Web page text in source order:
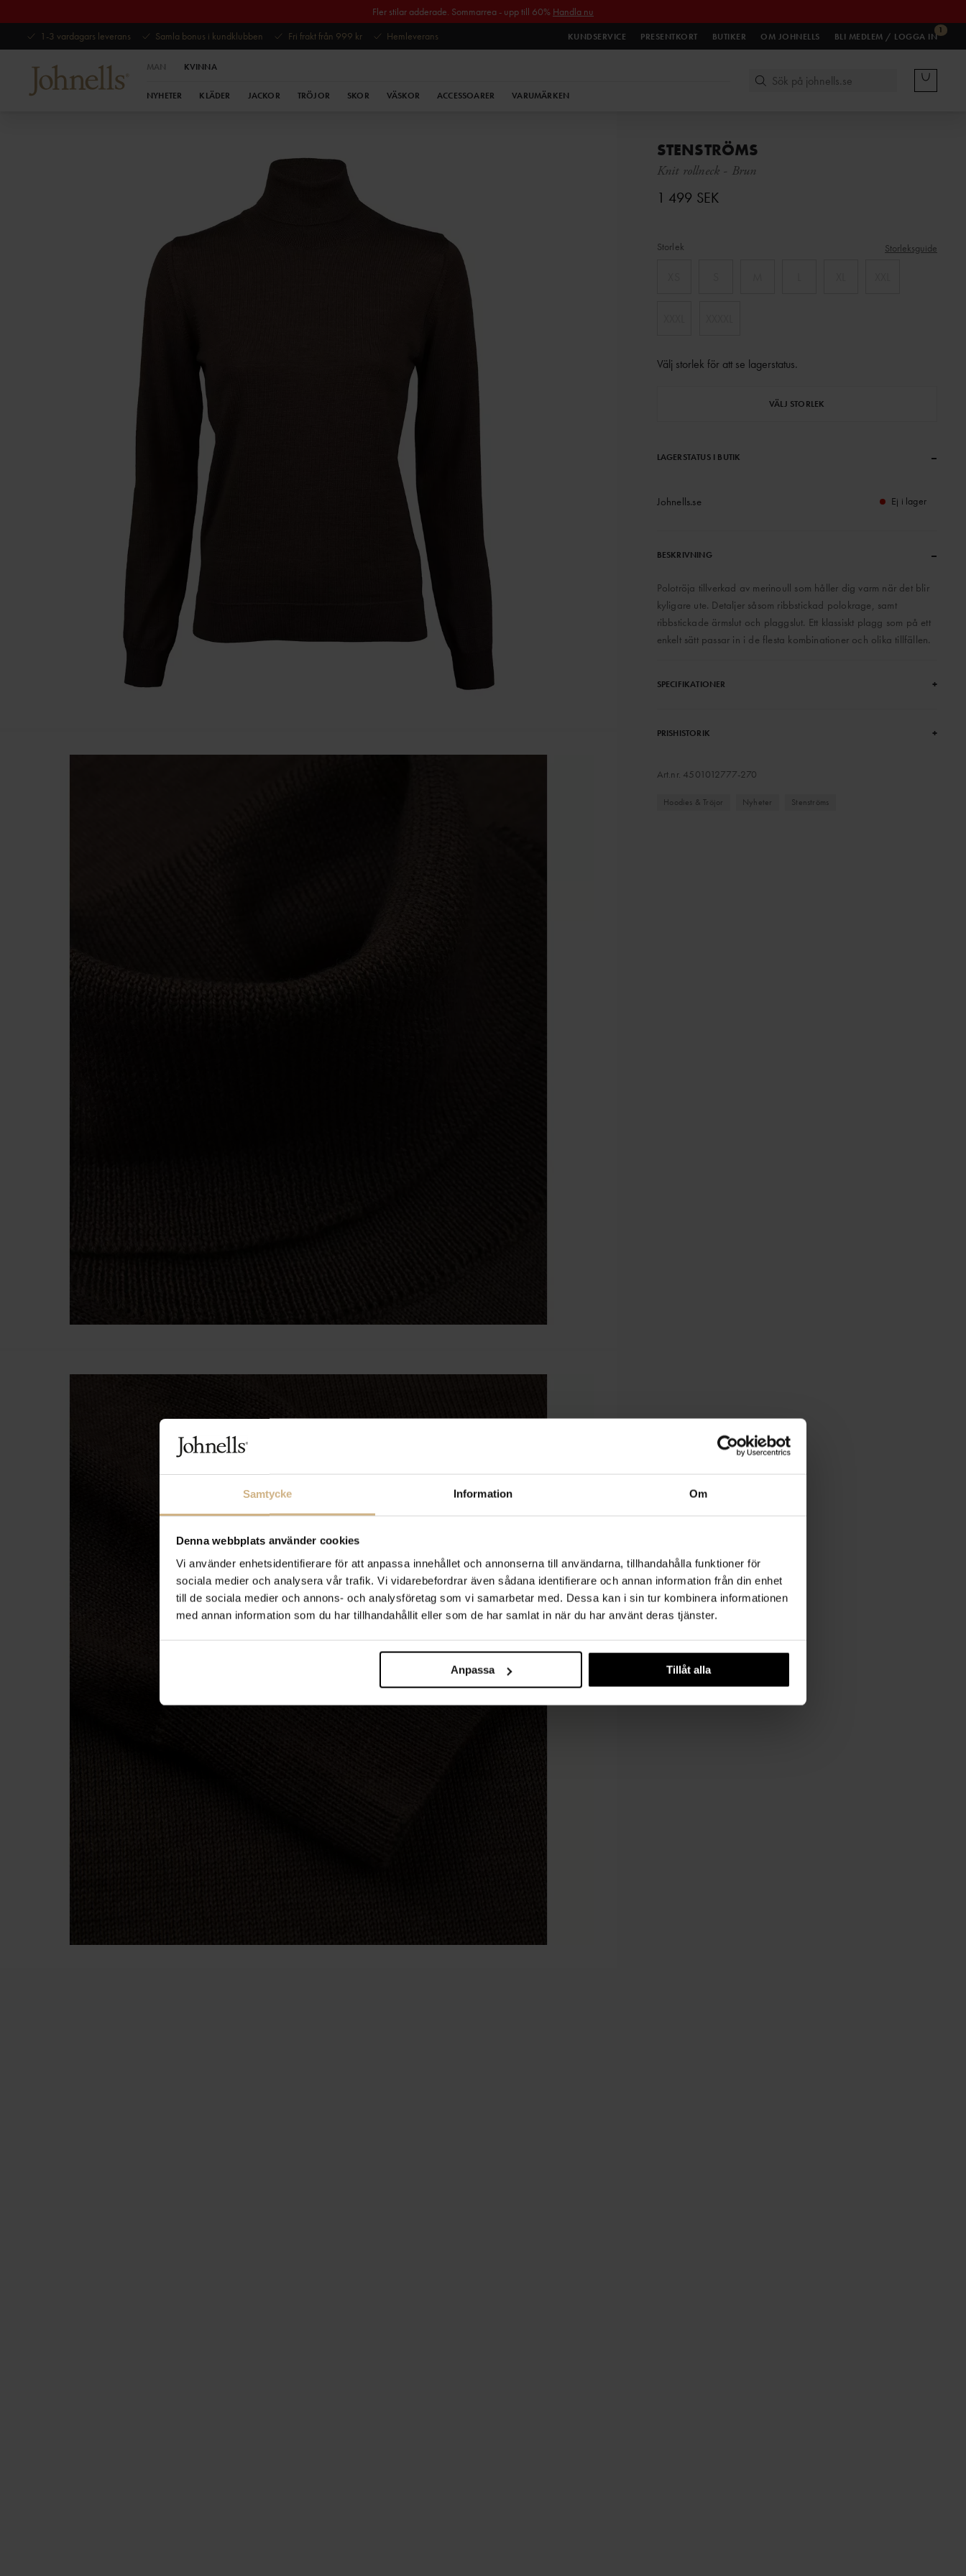
Samtycke Information Om
Denna webbplats använder cookies
Vi använder enhetsidentifierare för att anpassa innehållet och annonserna till användarna, tillhandahålla funktioner för
sociala medier och analysera vår trafik. Vi vidarebefordrar även sådana identifierare och annan information från din enhet
till de sociala medier och annons- och analysföretag som vi samarbetar med. Dessa kan i sin tur kombinera informationen
med annan information som du har tillhandahållit eller som de har samlat in när du har använt deras tjänster.
Anpassa Tillåt alla
Fler stilar adderade. Sommarrea - upp till 60% Handla nu
1-3 vardagars leverans
Samla bonus i kundklubben Fri frakt från 999 kr Hemleverans KUNDSERVICE PRESENTKORT BUTIKER OM JOHNELLS
1
BLI MEDLEM / LOGGA IN
MAN KVINNA
NYHETER KLÄDER JACKOR TRÖJOR SKOR VÄSKOR ACCESSOARER VARUMÄRKEN
STENSTRÖMS
Knit rollneck - Brun
1 499 SEK
Storlek Storleksguide
Välj storlek för att se lagerstatus.
VÄLJ STORLEK
LAGERSTATUS I BUTIK –
Johnells.se Ej i lager
BESKRIVNING –
Polotröja tillverkad av merinoull som håller dig varm när det blir
kyligare ute. Detaljer såsom ribbstickad polokrage, samt
ribbstickade ärmslut och plaggslut. Ett klassiskt plagg som på ett
enkelt sätt passar in i de flesta kombinationer och olika tillfällen.
SPECIFIKATIONER +
PRISHISTORIK +
Art.nr. 4501012777-270
Hoodies & Tröjor Nyheter Stenströms